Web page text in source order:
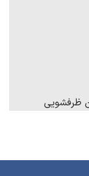
ظرفشویی